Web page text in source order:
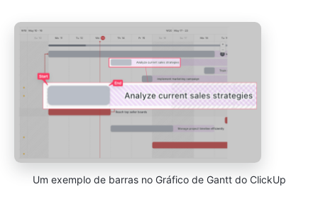
Um exemplo de barras no Gráfico de Gantt do ClickUp